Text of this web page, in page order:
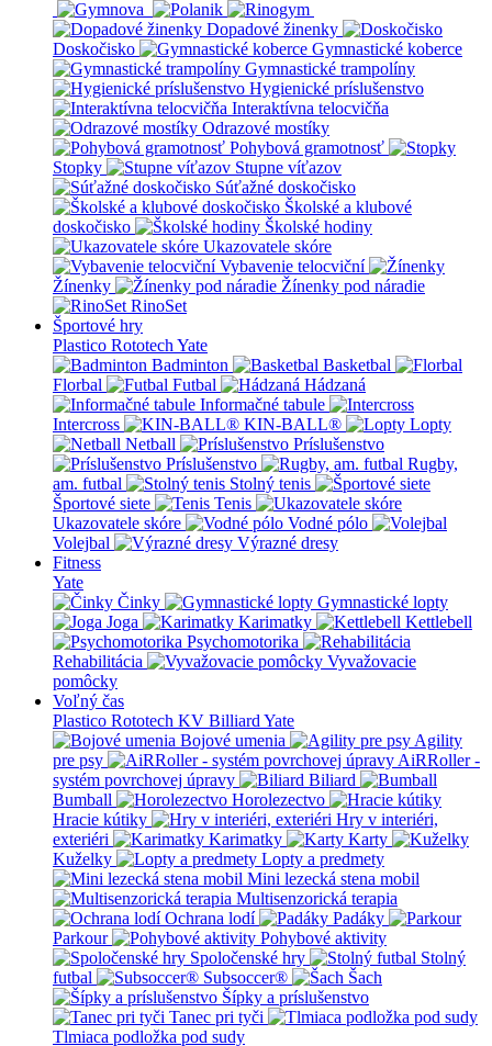
Dopadové žinenky
Doskočisko
Gymnastické koberce
Gymnastické trampolíny
Hygienické príslušenstvo
Interaktívna telocvičňa
Odrazové mostíky
Pohybová gramotnosť
Stopky
Stupne víťazov
Súťažné doskočisko
Školské a klubové
doskočisko
Školské hodiny
Ukazovatele skóre
Vybavenie telocviční
Žínenky
Žínenky pod náradie
RinoSet
Športové hry
Plastico Rototech Yate
Badminton
Basketbal
Florbal
Futbal
Hádzaná
Informačné tabule
Intercross
KIN-BALL®
Lopty
Netball
Príslušenstvo
Príslušenstvo
Rugby,
am. futbal
Stolný tenis
Športové siete
Tenis
Ukazovatele skóre
Vodné pólo
Volejbal
Výrazné dresy
Fitness
Yate
Činky
Gymnastické lopty
Joga
Karimatky
Kettlebell
Psychomotorika
Rehabilitácia
Vyvažovacie
pomôcky
Voľný čas
Plastico Rototech KV Billiard Yate
Bojové umenia
Agility
pre psy
AiRRoller -
systém povrchovej úpravy
Biliard
Bumball
Horolezectvo
Hracie kútiky
Hry v interiéri,
exteriéri
Karimatky
Karty
Kuželky
Lopty a predmety
Mini lezecká stena mobil
Multisenzorická terapia
Ochrana lodí
Padáky
Parkour
Pohybové aktivity
Spoločenské hry
Stolný
futbal
Subsoccer®
Šach
Šípky a príslušenstvo
Tanec pri tyči
Tlmiaca podložka pod sudy